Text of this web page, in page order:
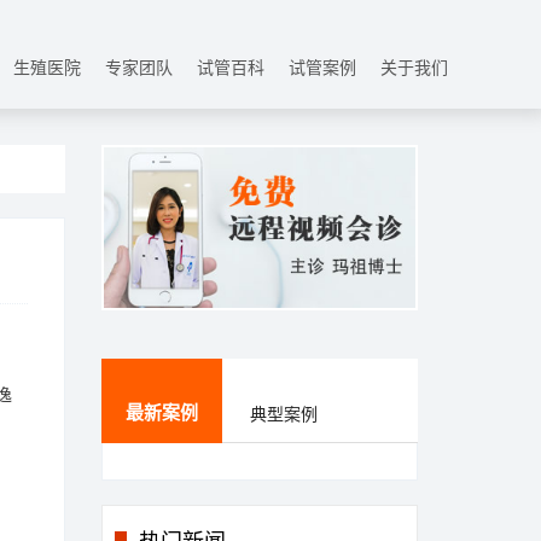
生殖医院 专家团队 试管百科 试管案例 关于我们
最新案例 典型案例